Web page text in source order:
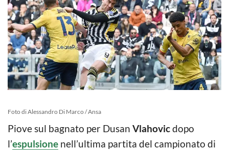
Foto di Alessandro Di Marco / Ansa
Piove sul bagnato per Dusan Vlahovicdopo
l’espulsione nell’ultima partita del campionato di